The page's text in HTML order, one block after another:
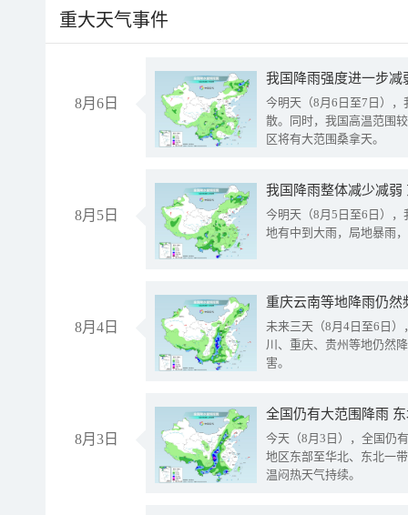
重大天气事件
8月6日
今明天（8月6日至7日）
散。同时，我国高温范围
区将有大范围桑拿天。
8月5日
我国降雨整体减少减弱
今明天（8月5日至6日）
地有中到大雨，局地暴雨
8月4日
重庆云南等地降雨仍然
未来三天（8月4日至6日
川、重庆、贵州等地仍然
害。
8月3日
全国仍有大范围降雨
今天（8月3日），全国仍
地区东部至华北、东北一
温闷热天气持续。